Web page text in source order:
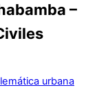
–
urbana